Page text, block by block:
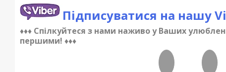
Підписуватися на нашу
♦♦♦ Спілкуйтеся з нами наживо у Ваших
першими! ♦♦♦